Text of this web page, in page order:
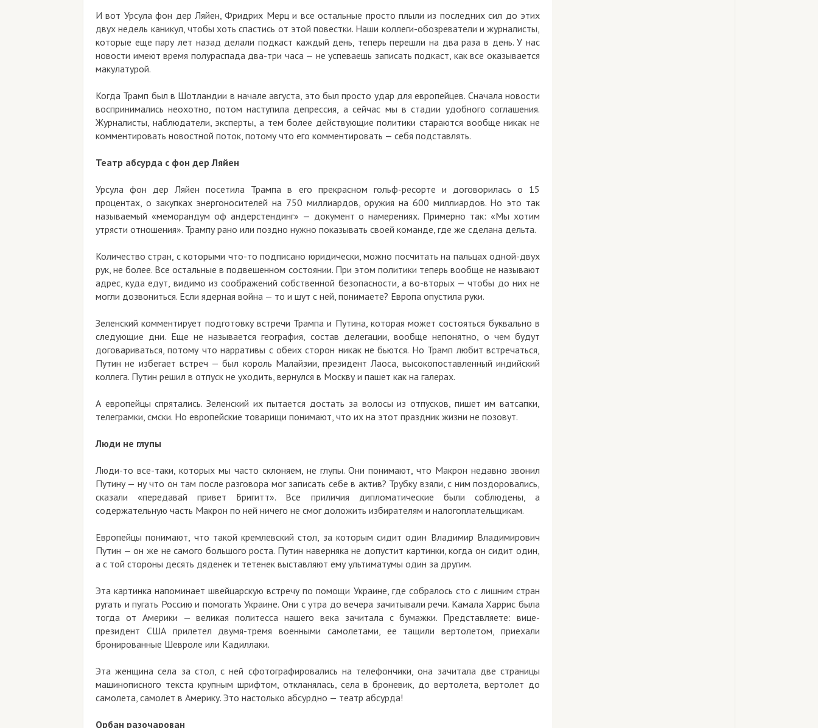
И вот Урсула фон дер Ляйен, Фридрих Мерц и все остальные просто плыли из последних сил до этих
двух недель каникул, чтобы хоть спастись от этой повестки. Наши коллеги-обозреватели и журналисты,
которые еще пару лет назад делали подкаст каждый день, теперь перешли на два раза в день. У нас
новости имеют время полураспада два-три часа — не успеваешь записать подкаст, как все оказывается
макулатурой.
Когда Трамп был в Шотландии в начале августа, это был просто удар для европейцев. Сначала новости
воспринимались неохотно, потом наступила депрессия, а сейчас мы в стадии удобного соглашения.
Журналисты, наблюдатели, эксперты, а тем более действующие политики стараются вообще никак не
комментировать новостной поток, потому что его комментировать — себя подставлять.
Театр абсурда с фон дер Ляйен
Урсула фон дер Ляйен посетила Трампа в его прекрасном гольф-ресорте и договорилась о 15
процентах, о закупках энергоносителей на 750 миллиардов, оружия на 600 миллиардов. Но это так
называемый «меморандум оф андерстендинг» — документ о намерениях. Примерно так: «Мы хотим
утрясти отношения». Трампу рано или поздно нужно показывать своей команде, где же сделана дельта.
Количество стран, с которыми что-то подписано юридически, можно посчитать на пальцах одной-двух
рук, не более. Все остальные в подвешенном состоянии. При этом политики теперь вообще не называют
адрес, куда едут, видимо из соображений собственной безопасности, а во-вторых — чтобы до них не
могли дозвониться. Если ядерная война — то и шут с ней, понимаете? Европа опустила руки.
Зеленский комментирует подготовку встречи Трампа и Путина, которая может состояться буквально в
следующие дни. Еще не называется география, состав делегации, вообще непонятно, о чем будут
договариваться, потому что нарративы с обеих сторон никак не бьются. Но Трамп любит встречаться,
Путин не избегает встреч — был король Малайзии, президент Лаоса, высокопоставленный индийский
коллега. Путин решил в отпуск не уходить, вернулся в Москву и пашет как на галерах.
А европейцы спрятались. Зеленский их пытается достать за волосы из отпусков, пишет им ватсапки,
телеграмки, смски. Но европейские товарищи понимают, что их на этот праздник жизни не позовут.
Люди не глупы
Люди-то все-таки, которых мы часто склоняем, не глупы. Они понимают, что Макрон недавно звонил
Путину — ну что он там после разговора мог записать себе в актив? Трубку взяли, с ним поздоровались,
сказали «передавай привет Бригитт». Все приличия дипломатические были соблюдены, а
содержательную часть Макрон по ней ничего не смог доложить избирателям и налогоплательщикам.
Европейцы понимают, что такой кремлевский стол, за которым сидит один Владимир Владимирович
Путин — он же не самого большого роста. Путин наверняка не допустит картинки, когда он сидит один,
а с той стороны десять дяденек и тетенек выставляют ему ультиматумы один за другим.
Эта картинка напоминает швейцарскую встречу по помощи Украине, где собралось сто с лишним стран
ругать и пугать Россию и помогать Украине. Они с утра до вечера зачитывали речи. Камала Харрис была
тогда от Америки — великая политесса нашего века зачитала с бумажки. Представляете: вице-
президент США прилетел двумя-тремя военными самолетами, ее тащили вертолетом, приехали
бронированные Шевроле или Кадиллаки.
Эта женщина села за стол, с ней сфотографировались на телефончики, она зачитала две страницы
машинописного текста крупным шрифтом, откланялась, села в броневик, до вертолета, вертолет до
самолета, самолет в Америку. Это настолько абсурдно — театр абсурда!
Орбан разочарован